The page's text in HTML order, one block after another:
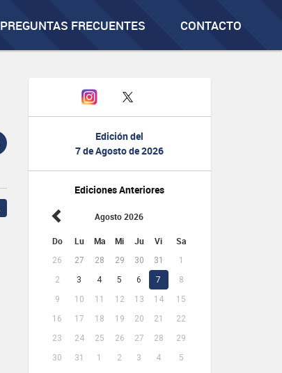
PREGUNTAS FRECUENTES CONTACTO
Edición del
7 de Agosto de 2026
Ediciones Anteriores
Agosto 2026
Do Lu Ma Mi Ju Vi Sa
26 27 28 29 30 31
1
2
3 4 5 6 7
8
9
10 11 12 13 14
15
16
17 18 19 20 21
22
23
24 25 26 27 28
29
30
31 1 2 3 4 5